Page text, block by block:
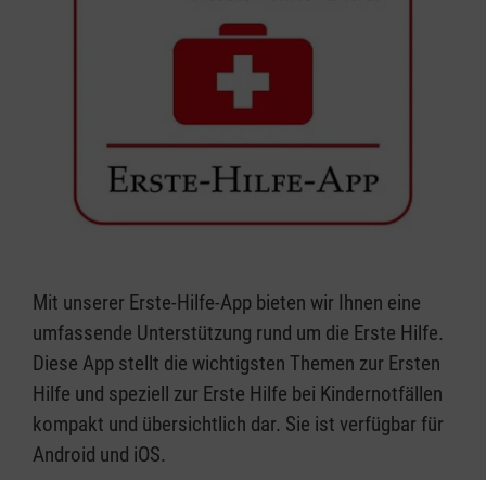
Mit unserer Erste-Hilfe-App bieten wir Ihnen eine
umfassende Unterstützung rund um die Erste Hilfe.
Diese App stellt die wichtigsten Themen zur Ersten
Hilfe und speziell zur Erste Hilfe bei Kindernotfällen
kompakt und übersichtlich dar. Sie ist verfügbar für
Android und iOS.